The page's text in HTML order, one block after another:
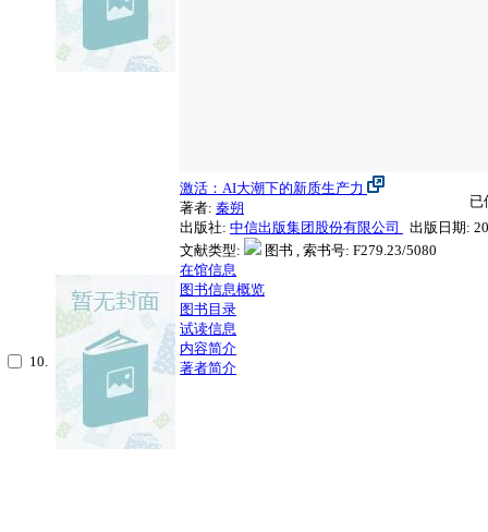
10.
激活：AI大潮下的新质生产力
已
著者: 秦朔
出版社: 中信出版集团股份有限公司
出版日期:
文献类型:
图书 , 索书号: F279.23/5080
在馆信息
图书信息概览
图书目录
试读信息
内容简介
著者简介